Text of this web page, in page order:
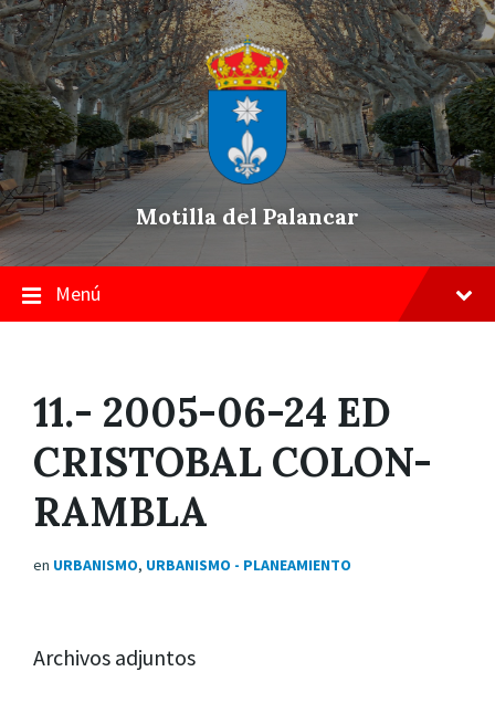
Skip
to
content
Saltar
a
la
navegación
principal
Saltar
a
pie
de
página
Motilla del Palancar
Menú
11.- 2005-06-24 ED
CRISTOBAL COLON-
RAMBLA
en URBANISMO, URBANISMO - PLANEAMIENTO
Archivos adjuntos